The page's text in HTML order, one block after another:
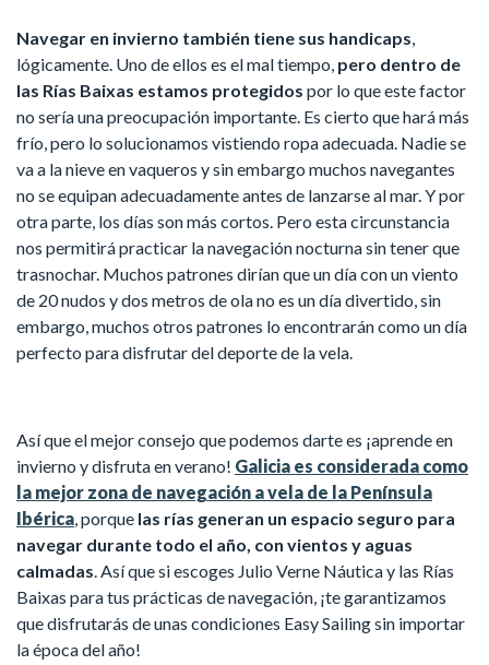
Navegar en invierno también tiene sus handicaps
lógicamente. Uno de ellos es el mal tiempo, pero dentro de
las Rías Baixas estamos protegidos por lo que este factor
no sería una preocupación importante. Es cierto que hará más
frío, pero lo solucionamos vistiendo ropa adecuada. Nadie se
va a la nieve en vaqueros y sin embargo muchos navegantes
no se equipan adecuadamente antes de lanzarse al mar. Y por
otra parte, los días son más cortos. Pero esta circunstancia
nos permitirá practicar la navegación nocturna sin tener que
trasnochar. Muchos patrones dirían que un día con un viento
de 20 nudos y dos metros de ola no es un día divertido, sin
embargo, muchos otros patrones lo encontrarán como un día
perfecto para disfrutar del deporte de la vela.
Así que el mejor consejo que podemos darte es ¡aprende en
invierno y disfruta en verano! Galicia es considerada como
la mejor zona de navegación a vela de la Península
Ibérica , porque las rías generan un espacio seguro para
navegar durante todo el año, con vientos y aguas
calmadas . Así que si escoges Julio Verne Náutica y las Rías
Baixas para tus prácticas de navegación, ¡te garantizamos
que disfrutarás de unas condiciones Easy Sailing sin importar
la época del año!